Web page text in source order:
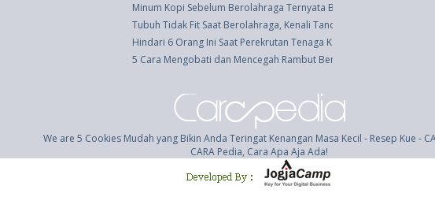
Minum Kopi Sebelum Berolahraga Ternyata Bermanfaat
Tubuh Tidak Fit Saat Berolahraga, Kenali Tandanya
Hindari 6 Orang Ini Saat Perekrutan Tenaga Kerja
5 Cara Mengobati dan Mencegah Rambut Berminyak
We are 5 Cookies Mudah yang Bikin Anda Teringat Kenangan Masa Kecil - Resep Kue -
CARA Pedia, Cara Apa Aja Ada!